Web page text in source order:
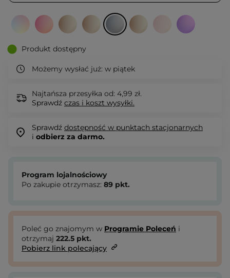
Produkt dostępny
Możemy wysłać już: w piątek
Najtańsza przesyłka od: 4,99 zł.
Sprawdź czas i koszt wysyłki.
Sprawdź dostępność w punktach stacjonarnych
i odbierz za darmo.
Program lojalnościowy
Po zakupie otrzymasz: 89 pkt.
Poleć go znajomym w Programie Poleceń i
otrzymaj 222.5 pkt.
Pobierz link polecający